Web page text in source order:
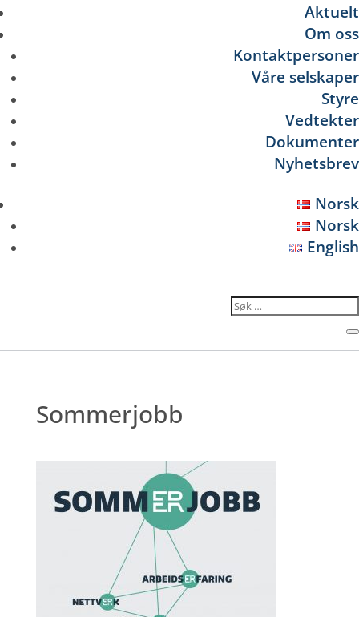
Aktuelt
Om oss
Kontaktpersoner
Våre selskaper
Styre
Vedtekter
Dokumenter
Nyhetsbrev
Norsk
Norsk
English
Search...
Sommerjobb